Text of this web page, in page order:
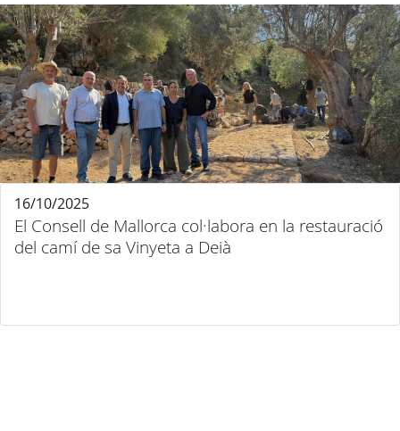
El Consell de Mallorca col·labora en la restauració
del camí de sa Vinyeta a Deià
16/10/2025